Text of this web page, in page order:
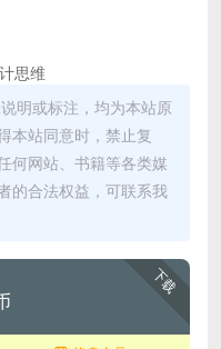
思维
明或标注，均为本站原
本站同意时，禁止复
何网站、书籍等各类媒
的合法权益，可联系我
下载